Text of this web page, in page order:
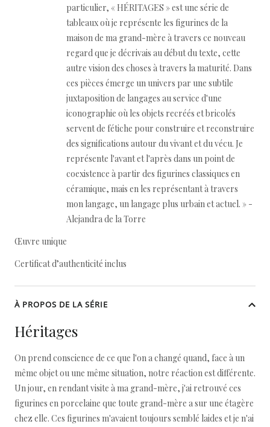
particulier, « HÉRITAGES » est une série de
tableaux où je représente les figurines de la
maison de ma grand-mère à travers ce nouveau
regard que je décrivais au début du texte, cette
autre vision des choses à travers la maturité. Dans
ces pièces émerge un univers par une subtile
juxtaposition de langages au service d'une
iconographie où les objets recréés et bricolés
servent de fétiche pour construire et reconstruire
des significations autour du vivant et du vécu. Je
représente l'avant et l'après dans un point de
coexistence à partir des figurines classiques en
céramique, mais en les représentant à travers
mon langage, un langage plus urbain et actuel. » -
Alejandra de la Torre
Œuvre unique
Certificat d’authenticité inclus
À PROPOS DE LA SÉRIE
Héritages
On prend conscience de ce que l'on a changé quand, face à un
même objet ou une même situation, notre réaction est différente.
Un jour, en rendant visite à ma grand-mère, j'ai retrouvé ces
figurines en porcelaine que toute grand-mère a sur une étagère
chez elle. Ces figurines m'avaient toujours semblé laides et je n'ai